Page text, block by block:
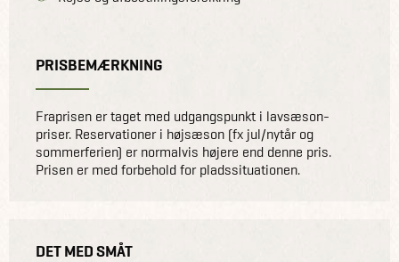
PRISBEMÆRKNING
Fraprisen er taget med udgangspunkt i lavsæson-
priser. Reservationer i højsæson (fx jul/nytår og
sommerferien) er normalvis højere end denne pris.
Prisen er med forbehold for pladssituationen.
DET MED SMÅT